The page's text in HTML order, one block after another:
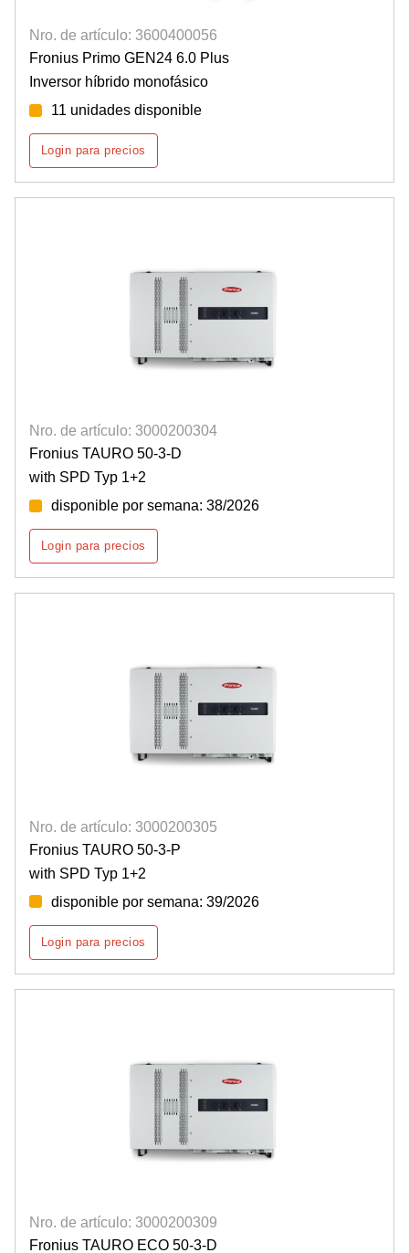
Nro. de artículo: 3600400056
Fronius Primo GEN24 6.0 Plus
Inversor híbrido monofásico
11 unidades disponible
Login para precios
Nro. de artículo: 3000200304
Fronius TAURO 50-3-D
with SPD Typ 1+2
disponible por semana: 38/2026
Login para precios
Nro. de artículo: 3000200305
Fronius TAURO 50-3-P
with SPD Typ 1+2
disponible por semana: 39/2026
Login para precios
Nro. de artículo: 3000200309
Fronius TAURO ECO 50-3-D